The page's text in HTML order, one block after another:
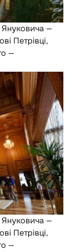
Януковича —
Петрівці,
—
Януковича —
Петрівці,
—